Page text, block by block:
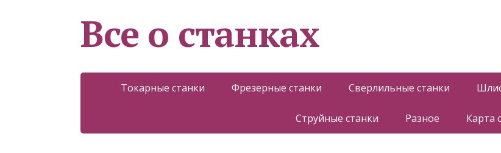
Все о станках
Токарные станки Фрезерные станки Сверлильные станки
Струйные станки Разное Карта